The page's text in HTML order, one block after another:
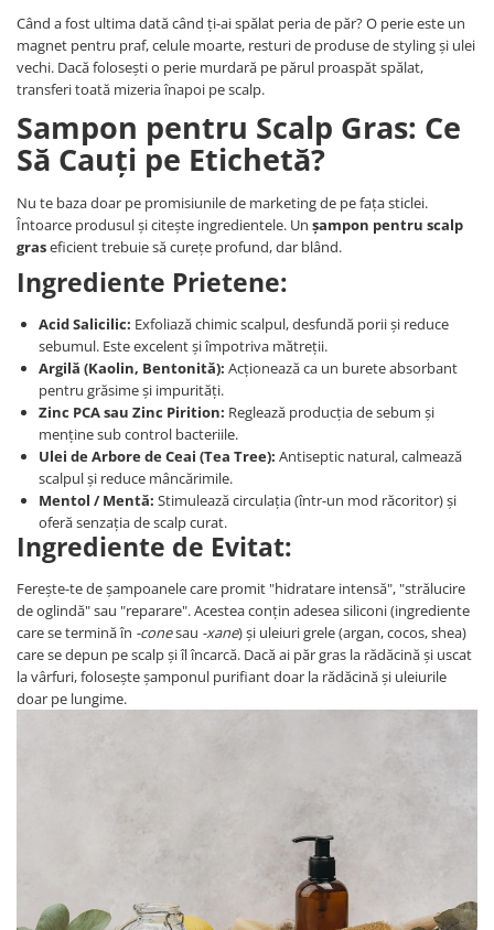
Când a fost ultima dată când ți-ai spălat peria de păr? O perie este un
magnet pentru praf, celule moarte, resturi de produse de styling și ulei
vechi. Dacă folosești o perie murdară pe părul proaspăt spălat,
transferi toată mizeria înapoi pe scalp.
Sampon pentru Scalp Gras: Ce
Să Cauți pe Etichetă?
Nu te baza doar pe promisiunile de marketing de pe fața sticlei.
Întoarce produsul și citește ingredientele. Un șampon pentru scalp
graseficient trebuie să curețe profund, dar blând.
Ingrediente Prietene:
Acid Salicilic: Exfoliază chimic scalpul, desfundă porii și reduce
sebumul. Este excelent și împotriva mătreții.
Argilă (Kaolin, Bentonită): Acționează ca un burete absorbant
pentru grăsime și impurități.
Zinc PCA sau Zinc Pirition: Reglează producția de sebum și
menține sub control bacteriile.
Ulei de Arbore de Ceai (Tea Tree): Antiseptic natural, calmează
scalpul și reduce mâncărimile.
Mentol / Mentă: Stimulează circulația (într-un mod răcoritor) și
oferă senzația de scalp curat.
Ingrediente de Evitat:
Ferește-te de șampoanele care promit "hidratare intensă", "strălucire
de oglindă" sau "reparare". Acestea conțin adesea siliconi (ingrediente
care se termină în -conesau -xane) și uleiuri grele (argan, cocos, shea)
care se depun pe scalp și îl încarcă. Dacă ai păr gras la rădăcină și uscat
la vârfuri, folosește șamponul purifiant doar la rădăcină și uleiurile
doar pe lungime.